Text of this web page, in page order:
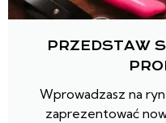
PRZEDSTAW
Wprowadzasz na
zaprezentować